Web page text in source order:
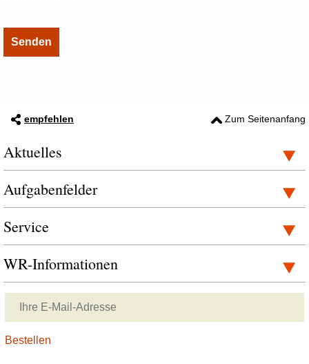
empfehlen Zum Seitenanfang
Aktuelles
Aufgabenfelder
Service
WR-Informationen